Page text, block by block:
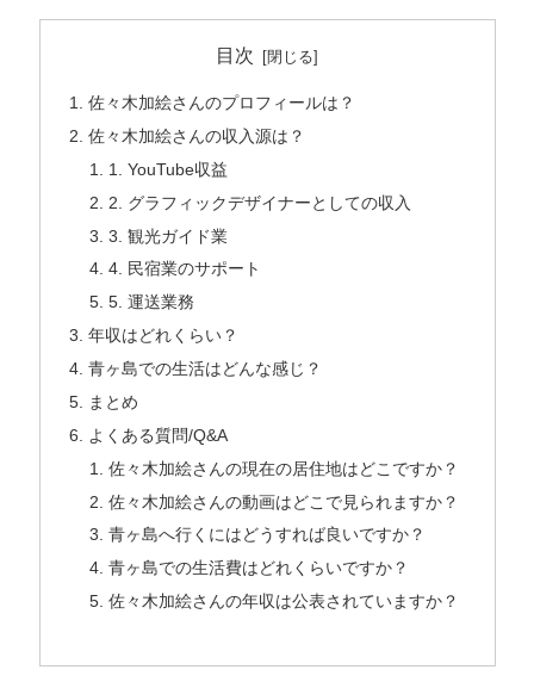
目次
佐々木加絵さんのプロフィールは？
佐々木加絵さんの収入源は？
1. YouTube収益
2. グラフィックデザイナーとしての収入
3. 観光ガイド業
4. 民宿業のサポート
5. 運送業務
年収はどれくらい？
青ヶ島での生活はどんな感じ？
まとめ
よくある質問/Q&A
佐々木加絵さんの現在の居住地はどこですか？
佐々木加絵さんの動画はどこで見られますか？
青ヶ島へ行くにはどうすれば良いですか？
青ヶ島での生活費はどれくらいですか？
佐々木加絵さんの年収は公表されていますか？